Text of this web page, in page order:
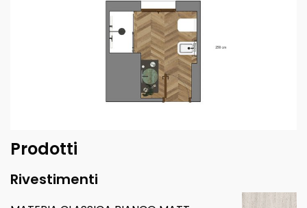
Prodotti
Rivestimenti